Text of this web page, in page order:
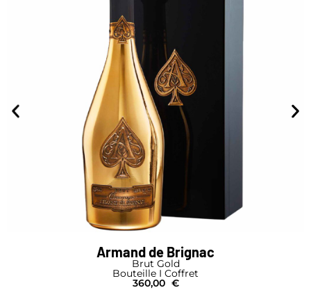
Armand de Brignac
Brut Gold
Bouteille I Coffret
360,00 €